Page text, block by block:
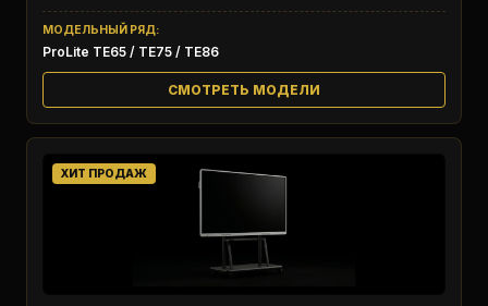
МОДЕЛЬНЫЙ РЯД:
ProLite TE65 / TE75 / TE86
СМОТРЕТЬ МОДЕЛИ
ХИТ ПРОДАЖ